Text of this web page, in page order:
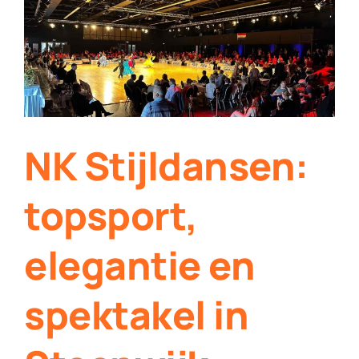
Contact
Plaats je eigen nieuws
NK Stijldansen:
topsport,
elegantie en
spektakel in